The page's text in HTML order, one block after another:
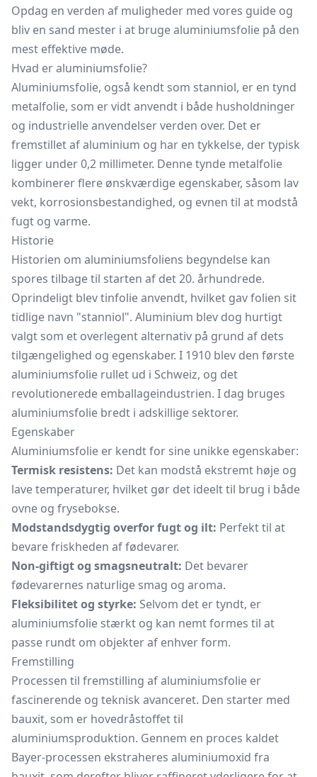
Opdag en verden af muligheder med vores guide og
bliv en sand mester i at bruge aluminiumsfolie på den
mest effektive møde.
Hvad er aluminiumsfolie?
Aluminiumsfolie, også kendt som stanniol, er en tynd
metalfolie, som er vidt anvendt i både husholdninger
og industrielle anvendelser verden over. Det er
fremstillet af aluminium og har en tykkelse, der typisk
ligger under 0,2 millimeter. Denne tynde metalfolie
kombinerer flere ønskværdige egenskaber, såsom lav
vekt, korrosionsbestandighed, og evnen til at modstå
fugt og varme.
Historie
Historien om aluminiumsfoliens begyndelse kan
spores tilbage til starten af det 20. århundrede.
Oprindeligt blev tinfolie anvendt, hvilket gav folien sit
tidlige navn "stanniol". Aluminium blev dog hurtigt
valgt som et overlegent alternativ på grund af dets
tilgængelighed og egenskaber. I 1910 blev den første
aluminiumsfolie rullet ud i Schweiz, og det
revolutionerede emballageindustrien. I dag bruges
aluminiumsfolie bredt i adskillige sektorer.
Egenskaber
Aluminiumsfolie er kendt for sine unikke egenskaber:
Termisk resistens: Det kan modstå ekstremt høje og
lave temperaturer, hvilket gør det ideelt til brug i både
ovne og frysebokse.
Modstandsdygtig overfor fugt og ilt: Perfekt til at
bevare friskheden af fødevarer.
Non-giftigt og smagsneutralt: Det bevarer
fødevarernes naturlige smag og aroma.
Fleksibilitet og styrke: Selvom det er tyndt, er
aluminiumsfolie stærkt og kan nemt formes til at
passe rundt om objekter af enhver form.
Fremstilling
Processen til fremstilling af aluminiumsfolie er
fascinerende og teknisk avanceret. Den starter med
bauxit, som er hovedråstoffet til
aluminiumsproduktion. Gennem en proces kaldet
Bayer-processen ekstraheres aluminiumoxid fra